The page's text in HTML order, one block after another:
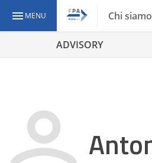
MENU Chi siamo
ADVISORY